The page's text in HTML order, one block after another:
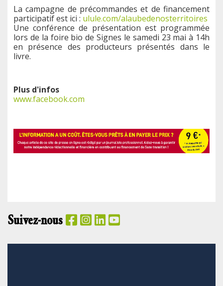
La campagne de précommandes et de financement
participatif est ici : ulule.com/alaubedenosterritoires
Une conférence de présentation est programmée
lors de la foire bio de Signes le samedi 23 mai à 14h
en présence des producteurs présentés dans le
livre.
Plus d'infos
www.facebook.com
Suivez-nous